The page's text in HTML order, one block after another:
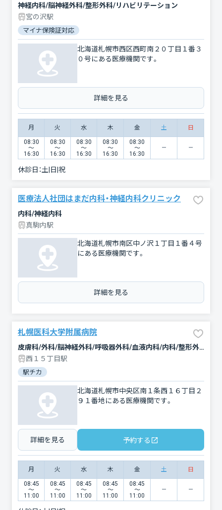
神経内科/脳神経外科/整形外科/リハビリテーション
宮の沢駅
マイナ保険証対応
北海道札幌市西区西町南２０丁目１番３
０号にある医療機関です。
詳細を見る
月 火 水 木 金 土 日
08:30
〜
16:30
08:30
〜
16:30
08:30
〜
16:30
08:30
〜
16:30
08:30
〜
16:30
休診日：土|日|祝
医療法人社団はまだ内科・神経内科クリニック
内科/神経内科
真駒内駅
北海道札幌市南区中ノ沢１丁目１番４号
にある医療機関です。
詳細を見る
札幌医科大学附属病院
皮膚科/外科/脳神経外科/呼吸器外科/血液内科/内科/整形外科/乳腺外科/リハビリテーション/耳鼻咽喉科/歯科口腔外科/精神科・神経科/救急科/神経内科/婦人科/泌尿器科/放射線科/産科/消化器科/小児科/眼科/心臓血管外科/形成外科/麻酔科/循環器科/呼吸器内科
西１５丁目駅
駅チカ
北海道札幌市中央区南１条西１６丁目２
９１番地にある医療機関です。
詳細を見る 予約する
月 火 水 木 金 土 日
08:45
〜
11:00
08:45
〜
11:00
08:45
〜
11:00
08:45
〜
11:00
08:45
〜
11:00